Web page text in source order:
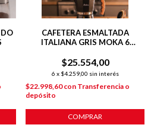
CAFETERA ESMALTADA
ITALIANA GRIS MOKA 6
$25.554,00
6 x $4.259,00 sin interés
$22.998,60con Transferencia o
depósito
COMPRAR